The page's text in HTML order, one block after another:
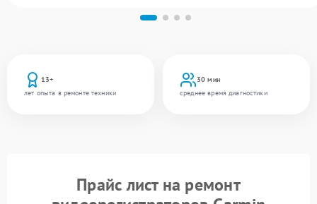
13+
лет опыта в ремонте техники
30 мин
среднее время диагностики
Прайс лист на ремонт